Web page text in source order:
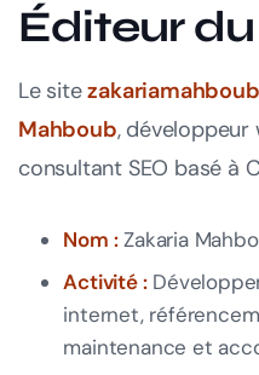
Éditeur
Le site
Mahboub, développeur
consultant SEO basé à
Nom :Zakaria
Activité :
internet,
maintenance et